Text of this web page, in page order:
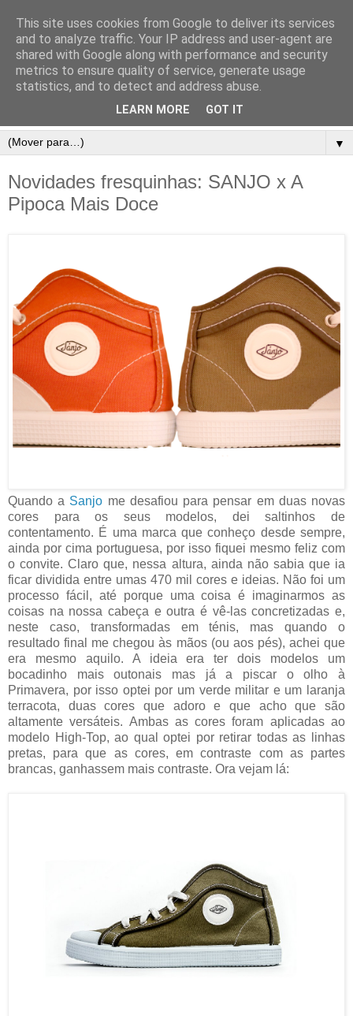
▼
Novidades fresquinhas: SANJO x A
Pipoca Mais Doce
Quando a Sanjo me desafiou para pensar em duas novas
cores para os seus modelos, dei saltinhos de
contentamento. É uma marca que conheço desde sempre,
ainda por cima portuguesa, por isso fiquei mesmo feliz com
o convite. Claro que, nessa altura, ainda não sabia que ia
ficar dividida entre umas 470 mil cores e ideias. Não foi um
processo fácil, até porque uma coisa é imaginarmos as
coisas na nossa cabeça e outra é vê-las concretizadas e,
neste caso, transformadas em ténis, mas quando o
resultado final me chegou às mãos (ou aos pés), achei que
era mesmo aquilo. A ideia era ter dois modelos um
bocadinho mais outonais mas já a piscar o olho à
Primavera, por isso optei por um verde militar e um laranja
terracota, duas cores que adoro e que acho que são
altamente versáteis. Ambas as cores foram aplicadas ao
modelo High-Top, ao qual optei por retirar todas as linhas
pretas, para que as cores, em contraste com as partes
brancas, ganhassem mais contraste. Ora vejam lá:
This site uses cookies from Google to deliver its services
and to analyze traffic. Your IP address and user-agent are
shared with Google along with performance and security
metrics to ensure quality of service, generate usage
statistics, and to detect and address abuse.
LEARN MORE GOT IT